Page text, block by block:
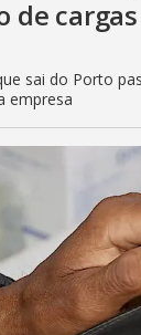
de
sai do Porto
empresa